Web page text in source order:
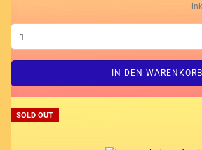
IN DEN WARENKORB
SOLD OUT